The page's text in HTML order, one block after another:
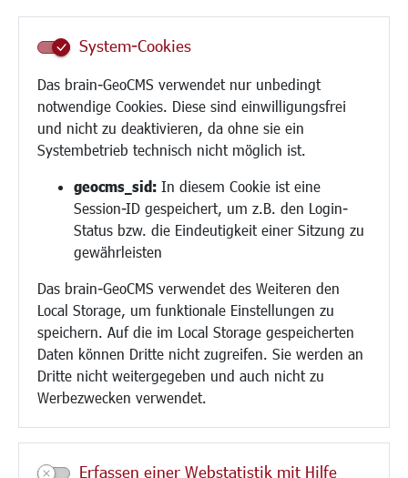
System-Cookies
Das brain-GeoCMS verwendet nur unbedingt
notwendige Cookies. Diese sind einwilligungsfrei
und nicht zu deaktivieren, da ohne sie ein
Systembetrieb technisch nicht möglich ist.
geocms_sid: In diesem Cookie ist eine
Session-ID gespeichert, um z.B. den Login-
Status bzw. die Eindeutigkeit einer Sitzung zu
gewährleisten
Das brain-GeoCMS verwendet des Weiteren den
Local Storage, um funktionale Einstellungen zu
speichern. Auf die im Local Storage gespeicherten
Daten können Dritte nicht zugreifen. Sie werden an
Dritte nicht weitergegeben und auch nicht zu
Werbezwecken verwendet.
Erfassen einer Webstatistik mit Hilfe
Schule
Demokratie leben
Ukrainehilfe
Hilfe für Geflüchtete
Religion
Bauen/Umwelt/Mobilität
Bebauungsplanung
Verkehr/Mobilität
Glasfaserausbau
Aktuelle Baustellen
Paddelteich
CINDY S
Kultur/Freizeit/Tourismus
Veranstaltungen